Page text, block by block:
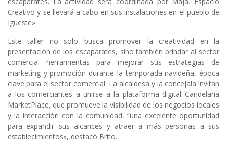
Creativo y se llevará a cabo en sus instalaciones en el pueblo de
Igueste».
Este taller no solo busca promover la creatividad en la
presentación de los escaparates, sino también brindar al sector
comercial herramientas para mejorar sus estrategias de
marketing y promoción durante la temporada navideña, época
clave para el sector comercial. La alcaldesa y la concejala invitan
a los comerciantes a unirse a la plataforma digital Candelaria
MarketPlace, que promueve la visibilidad de los negocios locales
y la interacción con la comunidad, “una excelente oportunidad
para expandir sus alcances y atraer a más personas a sus
establecimientos», destacó Brito.